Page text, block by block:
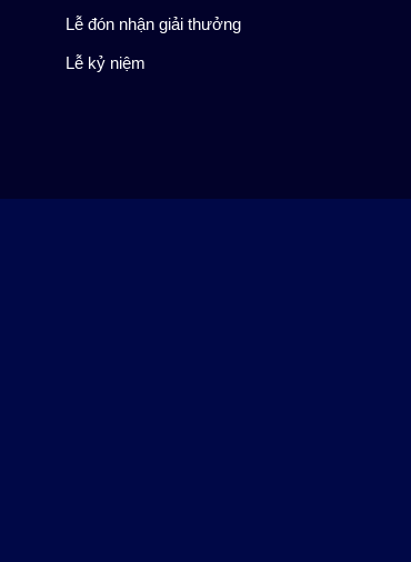
Lễ đón nhận giải thưởng
Lễ kỷ niệm